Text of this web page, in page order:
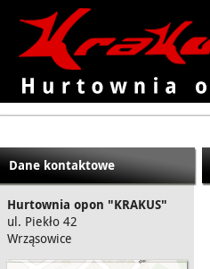
KRAKUS - hurtownia opon
Dane kontaktowe
Hurtownia opon "KRAKUS"
ul. Piekło 42
Wrząsowice